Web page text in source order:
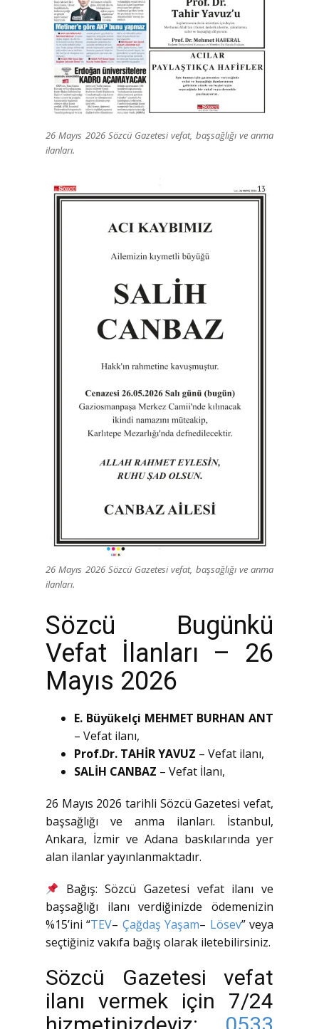
26 Mayıs 2026 Sözcü Gazetesi vefat, başsağlığı ve anma
ilanları.
26 Mayıs 2026 Sözcü Gazetesi vefat, başsağlığı ve anma
ilanları.
Sözcü Bugünkü
Vefat İlanları – 26
Mayıs 2026
E. Büyükelçi MEHMET BURHAN ANT
– Vefat ilanı,
Prof.Dr. TAHİR YAVUZ – Vefat ilanı,
SALİH CANBAZ – Vefat İlanı,
26 Mayıs 2026 tarihli Sözcü Gazetesi vefat,
başsağlığı ve anma ilanları. İstanbul,
Ankara, İzmir ve Adana baskılarında yer
alan ilanlar yayınlanmaktadır.
Bağış: Sözcü Gazetesi vefat ilanı ve
başsağlığı ilanı verdiğinizde ödemenizin
%15’ini “TEV– Çağdaş Yaşam– Lösev” veya
seçtiğiniz vakıfa bağış olarak iletebilirsiniz.
Sözcü Gazetesi vefat
ilanı vermek için 7/24